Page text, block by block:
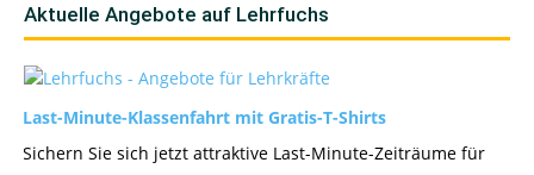
Aktuelle Angebote auf Lehrfuchs
Last-Minute-Klassenfahrt mit Gratis-T-Shirts
Sichern Sie sich jetzt attraktive Last-Minute-Zeiträume für